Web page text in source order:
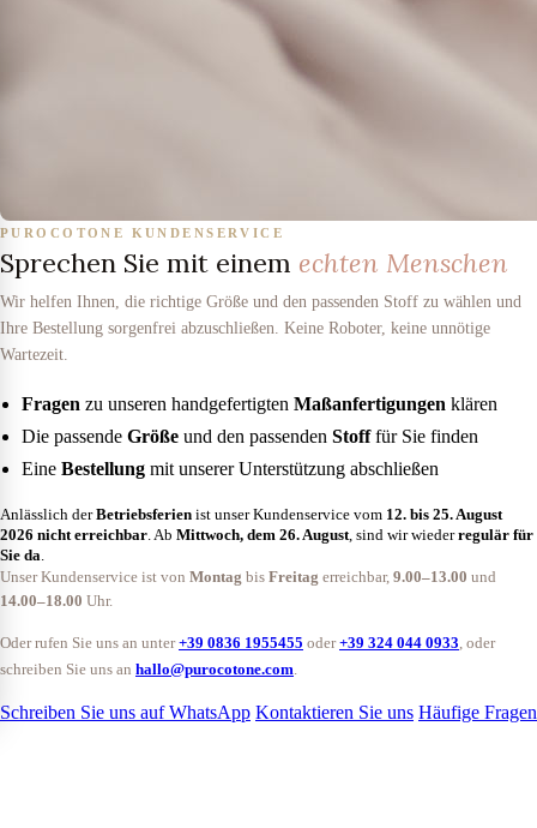
PUROCOTONE KUNDENSERVICE
Sprechen Sie mit einem echten Menschen
Wir helfen Ihnen, die richtige Größe und den passenden Stoff zu wählen und
Ihre Bestellung sorgenfrei abzuschließen. Keine Roboter, keine unnötige
Wartezeit.
Fragen zu unseren handgefertigten Maßanfertigungen klären
Die passende Größe und den passenden Stofffür Sie finden
Eine Bestellung mit unserer Unterstützung abschließen
Anlässlich derBetriebsferien ist unser Kundenservice vom 12. bis 25. August
2026 nicht erreichbar . Ab Mittwoch, dem 26. August , sind wir wiederregulär für
Sie da
Unser Kundenservice ist von Montag bis Freitag erreichbar, 9.00–13.00 und
14.00–18.00 Uhr.
Oder rufen Sie uns an unter+39 0836 1955455 oder+39 324 044 0933 , oder
schreiben Sie uns an hallo@purocotone.com
Schreiben Sie uns auf WhatsApp Kontaktieren Sie uns Häufige Fragen